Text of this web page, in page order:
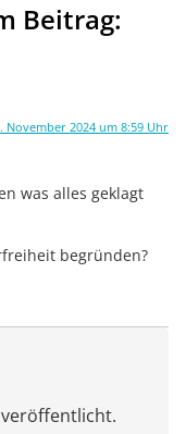
Beitrag:
November 2024 um 8:59 Uhr
was alles geklagt
begründen?